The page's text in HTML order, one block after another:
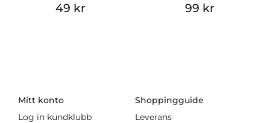
49 kr 99 kr
Mitt konto
Log in kundklubb
Shoppingguide
Leverans